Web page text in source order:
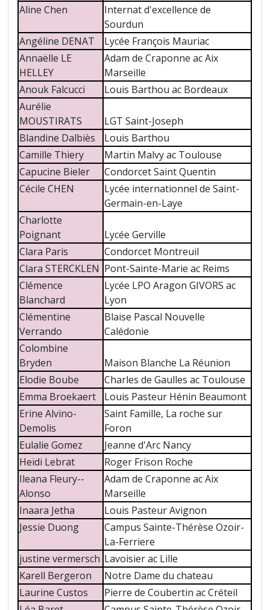
Aline Chen
Internat d'excellence de
Sourdun
Angéline DENAT
Lycée François Mauriac
Annaëlle LE
HELLEY
Adam de Craponne ac Aix
Marseille
Anouk Falcucci
Louis Barthou ac Bordeaux
Aurélie
MOUSTIRATS
LGT Saint-Joseph
Blandine Dalbiès
Louis Barthou
Camille Thiery
Martin Malvy ac Toulouse
Capucine Bieler
Condorcet Saint Quentin
Cécile CHEN
Lycée internationnel de Saint-
Germain-en-Laye
Charlotte
Poignant
Lycée Gerville
Clara Paris
Condorcet Montreuil
Clara STERCKLEN Pont-Sainte-Marie ac Reims
Clémence
Blanchard
Lycée LPO Aragon GIVORS ac
Lyon
Clémentine
Verrando
Blaise Pascal Nouvelle
Calédonie
Colombine
Bryden
Maison Blanche La Réunion
Elodie Boube
Charles de Gaulles ac Toulouse
Emma Broekaert
Louis Pasteur Hénin Beaumont
Erine Alvino-
Demolis
Saint Famille, La roche sur
Foron
Eulalie Gomez
Jeanne d'Arc Nancy
Heïdi Lebrat
Roger Frison Roche
Ileana Fleury--
Alonso
Adam de Craponne ac Aix
Marseille
Inaara Jetha
Louis Pasteur Avignon
Jessie Duong
Campus Sainte-Thérèse Ozoir-
La-Ferriere
justine vermersch Lavoisier ac Lille
Karell Bergeron
Notre Dame du chateau
Laurine Custos
Pierre de Coubertin ac Créteil